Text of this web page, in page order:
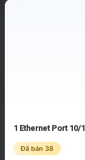
1 Ethernet Port 10/
Đã bán 38